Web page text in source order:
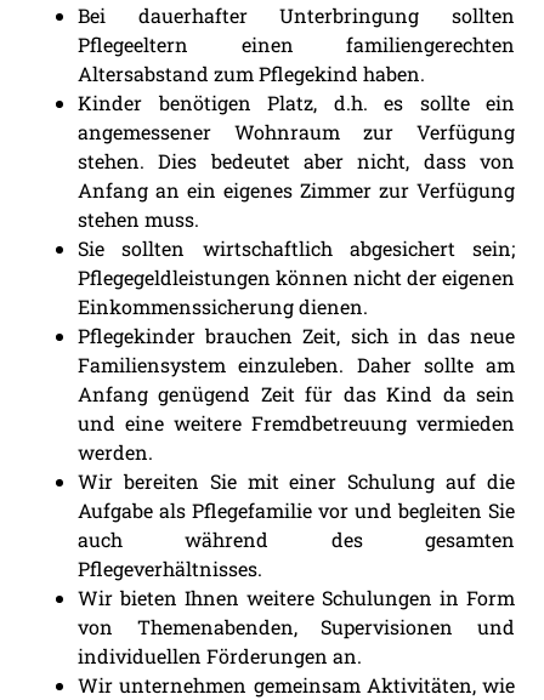
Bei dauerhafter Unterbringung sollten
Pflegeeltern einen familiengerechten
Altersabstand zum Pflegekind haben.
Kinder benötigen Platz, d.h. es sollte ein
angemessener Wohnraum zur Verfügung
stehen. Dies bedeutet aber nicht, dass von
Anfang an ein eigenes Zimmer zur Verfügung
stehen muss.
Sie sollten wirtschaftlich abgesichert sein;
Pflegegeldleistungen können nicht der eigenen
Einkommenssicherung dienen.
Pflegekinder brauchen Zeit, sich in das neue
Familiensystem einzuleben. Daher sollte am
Anfang genügend Zeit für das Kind da sein
und eine weitere Fremdbetreuung vermieden
werden.
Wir bereiten Sie mit einer Schulung auf die
Aufgabe als Pflegefamilie vor und begleiten Sie
auch während des gesamten
Pflegeverhältnisses.
Wir bieten Ihnen weitere Schulungen in Form
von Themenabenden, Supervisionen und
individuellen Förderungen an.
Wir unternehmen gemeinsam Aktivitäten, wie